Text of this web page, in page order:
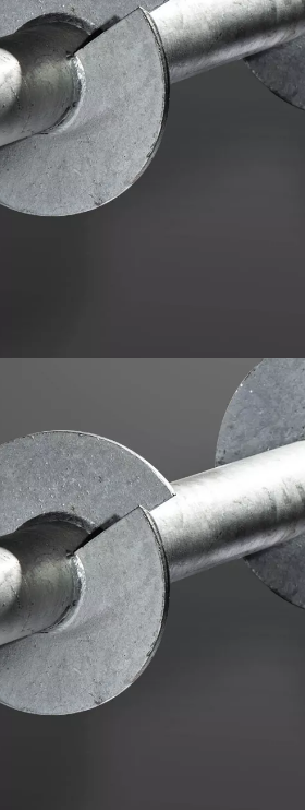
Læsetid:5 min.
bygninger.
rådgivende
ideelle til
byggerier.
solidt
kravene til selv store